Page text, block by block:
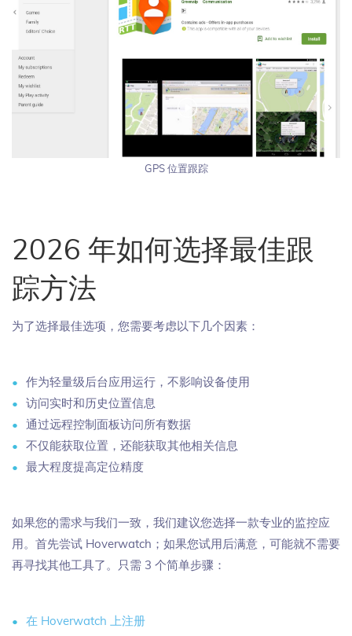
GPS 位置跟踪
2026 年如何选择最佳跟
踪方法
为了选择最佳选项，您需要考虑以下几个因素：
作为轻量级后台应用运行，不影响设备使用
访问实时和历史位置信息
通过远程控制面板访问所有数据
不仅能获取位置，还能获取其他相关信息
最大程度提高定位精度
如果您的需求与我们一致，我们建议您选择一款专业的监控应
用。首先尝试 Hoverwatch；如果您试用后满意，可能就不需要
再寻找其他工具了。只需 3 个简单步骤：
在 Hoverwatch 上注册